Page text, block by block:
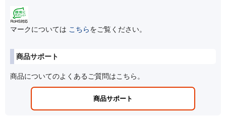
マークについては こちらをご覧ください。
商品サポート
商品についてのよくあるご質問はこちら。
商品サポート